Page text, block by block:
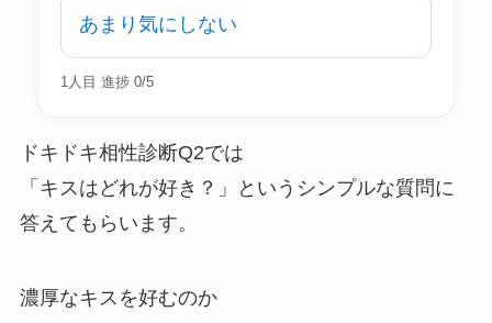
あまり気にしない
1人目 進捗 0/5
ドキドキ相性診断Q2では
「キスはどれが好き？」というシンプルな質問に
答えてもらいます。
濃厚なキスを好むのか